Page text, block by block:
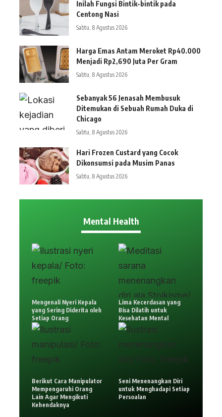
Inilah Fungsi Bintik-bintik pada
Centong Nasi
Sabtu, 8 Agustus 2026
Harga Emas Antam Meroket Rp40.000
Menjadi Rp2,690 Juta Per Gram
Sabtu, 8 Agustus 2026
Sebanyak 56 Jenasah Membusuk
Ditemukan di Sebuah Rumah Duka di
Chicago
Sabtu, 8 Agustus 2026
Hari Frozen Custard yang Cocok
Dikonsumsi pada Musim Panas
Sabtu, 8 Agustus 2026
Mental Health
Mengenali Nyeri Kepala
yang Sering Diderita oleh
Setiap Orang
Lima Kecerdasan yang
Bisa Dilatih untuk
Kesehatan Mental
Berikut Cara Manipulator
Mempengaruhi Orang
Lain Agar Mengikuti
Kehendaknya
Seni Menenangkan Diri
untuk Menghadapi Setiap
Persoalan